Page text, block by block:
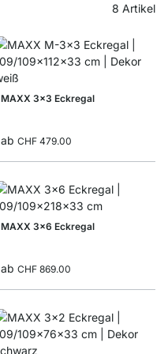
8 Artikel
MAXX 3x3 Eckregal
ab CHF 479.00
MAXX 3x6 Eckregal
ab CHF 869.00